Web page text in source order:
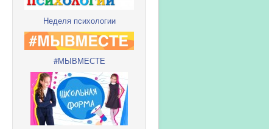
Неделя психологии
#МЫВМЕСТЕ